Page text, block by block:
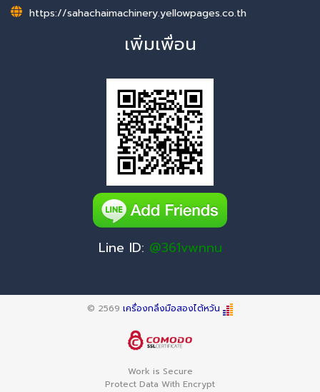
https://sahachaimachinery.yellowpages.co.th
เพิ่มเพื่อน
Line ID: @361vwnnu
© 2569 เครื่องกลึงมือสองไต้หวัน
Work is Secure
Protect Data With Encrypt